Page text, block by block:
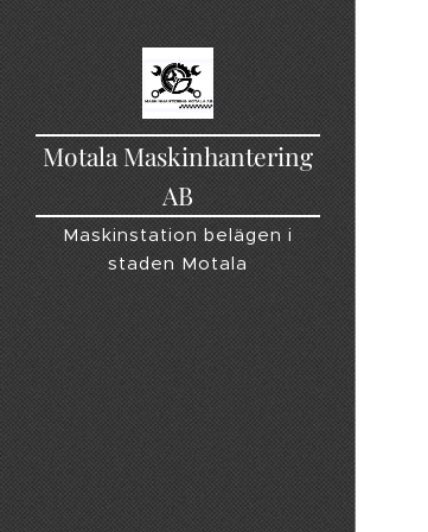
Motala Maskinhantering
AB
Maskinstation belägen i
staden Motala